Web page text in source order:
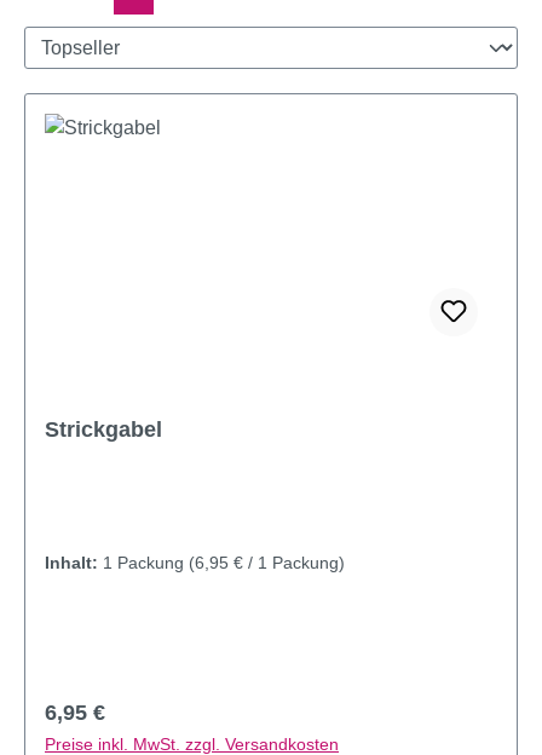
Strickgabel
Inhalt: 1 Packung (6,95 € / 1 Packung)
Regulärer Preis:
6,95 €
Preise inkl. MwSt. zzgl. Versandkosten